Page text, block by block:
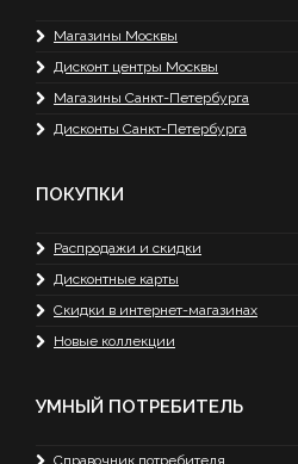
Магазины Москвы
Дисконт центры Москвы
Магазины Санкт-Петербурга
Дисконты Санкт-Петербурга
ПОКУПКИ
Распродажи и скидки
Дисконтные карты
Скидки в интернет-магазинах
Новые коллекции
УМНЫЙ ПОТРЕБИТЕЛЬ